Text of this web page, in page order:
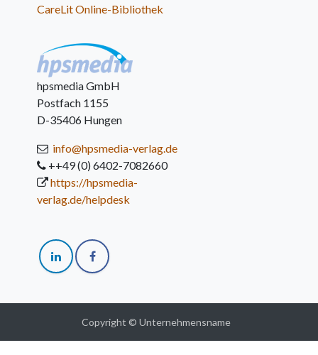
CareLit Online-Bibliothek
hpsmedia GmbH
Postfach 1155
D-35406 Hungen
info@hpsmedia-verlag.de
++49 (0) 6402-7082660
https://hpsmedia-
verlag.de/helpdesk
Copyright © Unternehmensname